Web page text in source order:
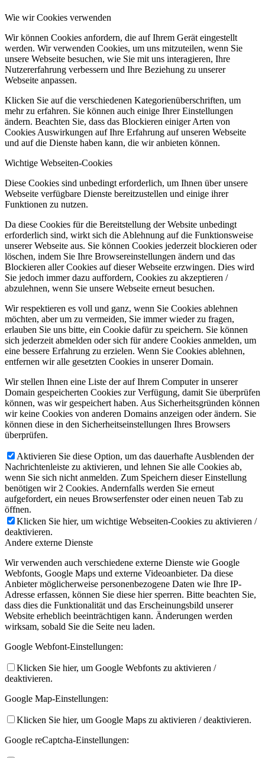
Wie wir Cookies verwenden
Wir können Cookies anfordern, die auf Ihrem Gerät eingestellt
werden. Wir verwenden Cookies, um uns mitzuteilen, wenn Sie
unsere Webseite besuchen, wie Sie mit uns interagieren, Ihre
Nutzererfahrung verbessern und Ihre Beziehung zu unserer
Webseite anpassen.
Klicken Sie auf die verschiedenen Kategorienüberschriften, um
mehr zu erfahren. Sie können auch einige Ihrer Einstellungen
ändern. Beachten Sie, dass das Blockieren einiger Arten von
Cookies Auswirkungen auf Ihre Erfahrung auf unseren Webseite
und auf die Dienste haben kann, die wir anbieten können.
Wichtige Webseiten-Cookies
Diese Cookies sind unbedingt erforderlich, um Ihnen über unsere
Webseite verfügbare Dienste bereitzustellen und einige ihrer
Funktionen zu nutzen.
Da diese Cookies für die Bereitstellung der Website unbedingt
erforderlich sind, wirkt sich die Ablehnung auf die Funktionsweise
unserer Webseite aus. Sie können Cookies jederzeit blockieren oder
löschen, indem Sie Ihre Browsereinstellungen ändern und das
Blockieren aller Cookies auf dieser Webseite erzwingen. Dies wird
Sie jedoch immer dazu auffordern, Cookies zu akzeptieren /
abzulehnen, wenn Sie unsere Webseite erneut besuchen.
Wir respektieren es voll und ganz, wenn Sie Cookies ablehnen
möchten, aber um zu vermeiden, Sie immer wieder zu fragen,
erlauben Sie uns bitte, ein Cookie dafür zu speichern. Sie können
sich jederzeit abmelden oder sich für andere Cookies anmelden, um
eine bessere Erfahrung zu erzielen. Wenn Sie Cookies ablehnen,
entfernen wir alle gesetzten Cookies in unserer Domain.
Wir stellen Ihnen eine Liste der auf Ihrem Computer in unserer
Domain gespeicherten Cookies zur Verfügung, damit Sie überprüfen
können, was wir gespeichert haben. Aus Sicherheitsgründen können
wir keine Cookies von anderen Domains anzeigen oder ändern. Sie
können diese in den Sicherheitseinstellungen Ihres Browsers
überprüfen.
Aktivieren Sie diese Option, um das dauerhafte Ausblenden der
Nachrichtenleiste zu aktivieren, und lehnen Sie alle Cookies ab,
wenn Sie sich nicht anmelden. Zum Speichern dieser Einstellung
benötigen wir 2 Cookies. Andernfalls werden Sie erneut
aufgefordert, ein neues Browserfenster oder einen neuen Tab zu
öffnen.
Klicken Sie hier, um wichtige Webseiten-Cookies zu aktivieren /
deaktivieren.
Andere externe Dienste
Wir verwenden auch verschiedene externe Dienste wie Google
Webfonts, Google Maps und externe Videoanbieter. Da diese
Anbieter möglicherweise personenbezogene Daten wie Ihre IP-
Adresse erfassen, können Sie diese hier sperren. Bitte beachten Sie,
dass dies die Funktionalität und das Erscheinungsbild unserer
Website erheblich beeinträchtigen kann. Änderungen werden
wirksam, sobald Sie die Seite neu laden.
Google Webfont-Einstellungen:
Klicken Sie hier, um Google Webfonts zu aktivieren /
deaktivieren.
Google Map-Einstellungen:
Klicken Sie hier, um Google Maps zu aktivieren / deaktivieren.
Google reCaptcha-Einstellungen: